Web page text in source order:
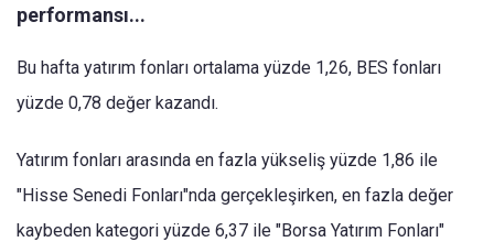
performansı...
Bu hafta yatırım fonları ortalama yüzde 1,26, BES fonları
yüzde 0,78 değer kazandı.
Yatırım fonları arasında en fazla yükseliş yüzde 1,86 ile
"Hisse Senedi Fonları"nda gerçekleşirken, en fazla değer
kaybeden kategori yüzde 6,37 ile "Borsa Yatırım Fonları"